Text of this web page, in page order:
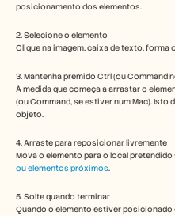
posicionamento dos elementos.
2. Selecione o elemento
Clique na imagem, caixa de texto, forma
3. Mantenha premido Ctrl (ou Command
À medida que começa a arrastar o
(ou Command, se estiver num Mac).
objeto.
4. Arraste para reposicionar livremente
Mova o elemento para o local pretendido
ou elementos próximos.
5. Solte quando terminar
Quando o elemento estiver
Preços
Carreiras
Marcar uma